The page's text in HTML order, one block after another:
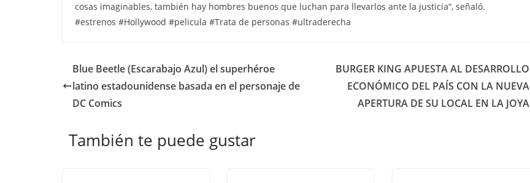
cosas imaginables, también hay hombres buenos que luchan para llevarlos ante la justicia“, señaló.
#estrenos #Hollywood #pelicula #Trata de personas #ultraderecha
Blue Beetle (Escarabajo Azul) el superhéroe
latino estadounidense basada en el personaje de
DC Comics
BURGER KING APUESTA AL DESARROLLO
ECONÓMICO DEL PAÍS CON LA NUEVA
APERTURA DE SU LOCAL EN LA JOYA
También te puede gustar